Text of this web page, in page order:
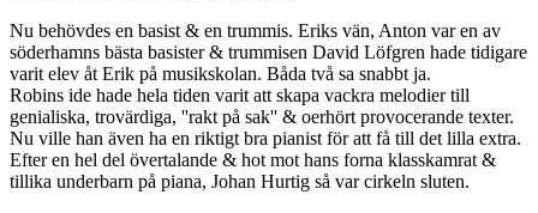
Nu behövdes en basist & en trummis. Eriks vän, Anton var en av
söderhamns bästa basister & trummisen David Löfgren hade tidigare
varit elev åt Erik på musikskolan. Båda två sa snabbt ja.
Robins ide hade hela tiden varit att skapa vackra melodier till
genialiska, trovärdiga, ''rakt på sak'' & oerhört provocerande texter.
Nu ville han även ha en riktigt bra pianist för att få till det lilla extra.
Efter en hel del övertalande & hot mot hans forna klasskamrat &
tillika underbarn på piana, Johan Hurtig så var cirkeln sluten.